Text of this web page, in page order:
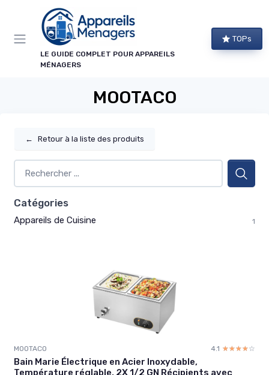
LE GUIDE COMPLET POUR APPAREILS
MÉNAGERS
TOPs
MOOTACO
← Retour à la liste des produits
Catégories
Appareils de Cuisine 1
MOOTACO 4.1 ☆☆☆☆☆
★★★★★
Bain Marie Électrique en Acier Inoxydable,
Température réglable, 2X 1/2 GN Récipients avec
Panneau de gestion des cookies